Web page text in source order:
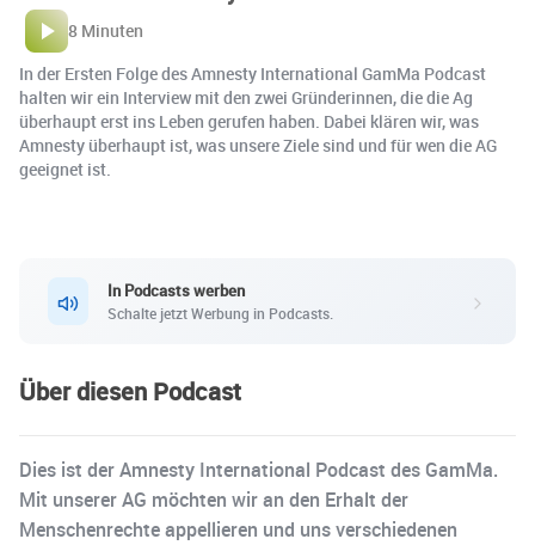
8 Minuten
In der Ersten Folge des Amnesty International GamMa Podcast
halten wir ein Interview mit den zwei Gründerinnen, die die Ag
überhaupt erst ins Leben gerufen haben. Dabei klären wir, was
Amnesty überhaupt ist, was unsere Ziele sind und für wen die AG
geeignet ist.
In Podcasts werben
Schalte jetzt Werbung in Podcasts.
Über diesen Podcast
Dies ist der Amnesty International Podcast des GamMa.
Mit unserer AG möchten wir an den Erhalt der
Menschenrechte appellieren und uns verschiedenen